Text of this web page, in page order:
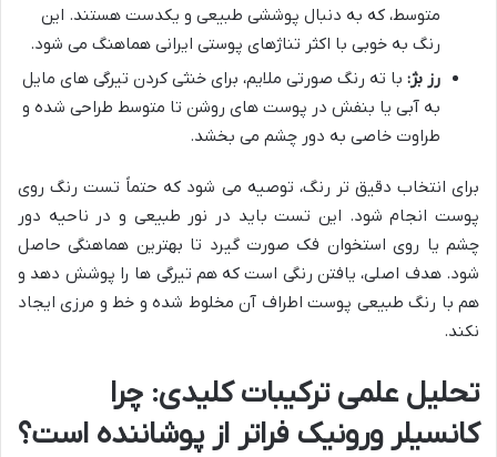
متوسط، که به دنبال پوششی طبیعی و یکدست هستند. این
رنگ به خوبی با اکثر تناژهای پوستی ایرانی هماهنگ می شود.
رز بژ: با ته رنگ صورتی ملایم، برای خنثی کردن تیرگی های مایل
به آبی یا بنفش در پوست های روشن تا متوسط طراحی شده و
طراوت خاصی به دور چشم می بخشد.
برای انتخاب دقیق تر رنگ، توصیه می شود که حتماً تست رنگ روی
پوست انجام شود. این تست باید در نور طبیعی و در ناحیه دور
چشم یا روی استخوان فک صورت گیرد تا بهترین هماهنگی حاصل
شود. هدف اصلی، یافتن رنگی است که هم تیرگی ها را پوشش دهد و
هم با رنگ طبیعی پوست اطراف آن مخلوط شده و خط و مرزی ایجاد
نکند.
تحلیل علمی ترکیبات کلیدی: چرا
کانسیلر ورونیک فراتر از پوشاننده است؟